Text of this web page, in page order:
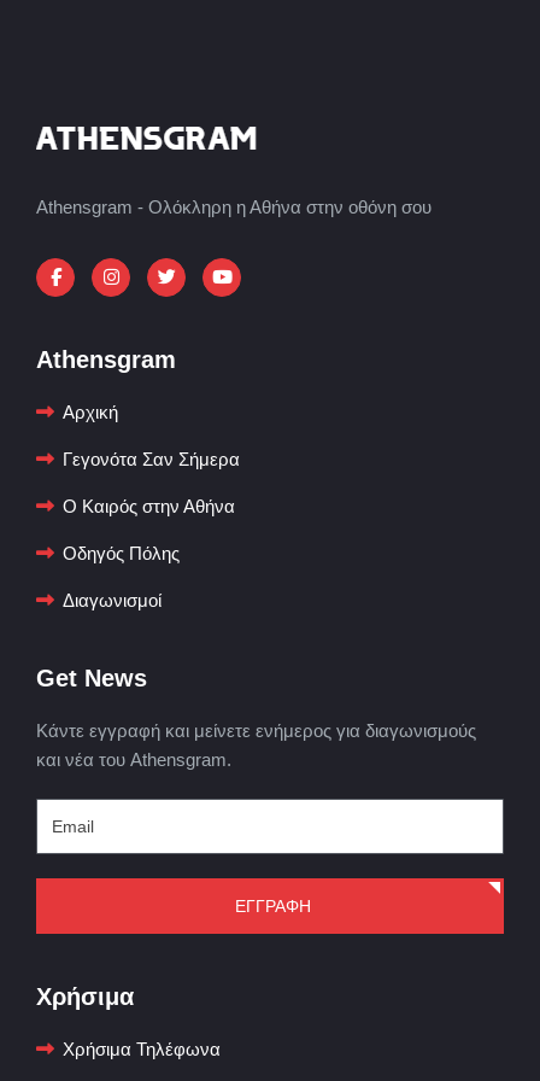
Athensgram - Ολόκληρη η Αθήνα στην οθόνη σου
Athensgram
Αρχική
Γεγονότα Σαν Σήμερα
Ο Καιρός στην Αθήνα
Οδηγός Πόλης
Διαγωνισμοί
Get News
Κάντε εγγραφή και μείνετε ενήμερος για διαγωνισμούς
και νέα του Athensgram.
ΕΓΓΡΑΦΗ
Χρήσιμα
Χρήσιμα Τηλέφωνα